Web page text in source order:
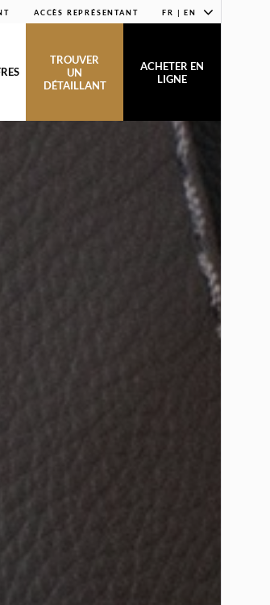
ACCÈS REPRÉSENTANT FR | EN
TROUVER
UN
DÉTAILLANT
ACHETER EN
LIGNE